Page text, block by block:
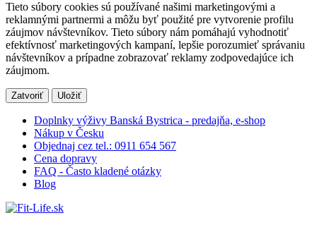
Tieto súbory cookies sú používané našimi marketingovými a
reklamnými partnermi a môžu byť použité pre vytvorenie profilu
záujmov návštevníkov. Tieto súbory nám pomáhajú vyhodnotiť
efektívnosť marketingových kampaní, lepšie porozumieť správaniu
návštevníkov a prípadne zobrazovať reklamy zodpovedajúce ich
záujmom.
Zatvoriť Uložiť
Doplnky výživy Banská Bystrica - predajňa, e-shop
Nákup v Česku
Objednaj cez tel.: 0911 654 567
Cena dopravy
FAQ - Často kladené otázky
Blog